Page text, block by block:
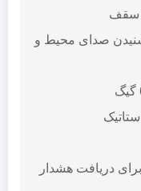
سقف
صدای محیط و
دریافت هشدار